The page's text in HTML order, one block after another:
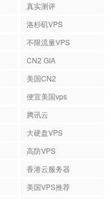
真实测评
洛杉矶VPS
不限流量VPS
CN2 GIA
美国CN2
便宜美国vps
腾讯云
大硬盘VPS
高防VPS
香港云服务器
美国VPS推荐